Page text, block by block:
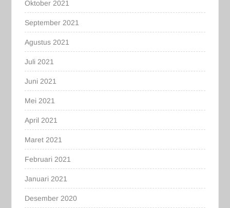
Oktober 2021
September 2021
Agustus 2021
Juli 2021
Juni 2021
Mei 2021
April 2021
Maret 2021
Februari 2021
Januari 2021
Desember 2020